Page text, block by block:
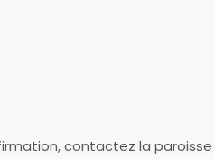
contactez la